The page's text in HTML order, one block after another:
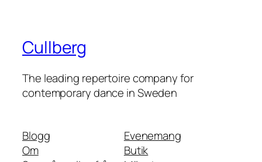
Cullberg
The leading repertoire company for
contemporary dance in Sweden
Blogg
Om
Evenemang
Butik